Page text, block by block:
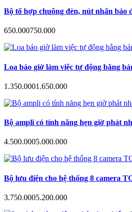
Bộ tổ hợp chuông đèn, nút nhấn báo
650.000750.000
Loa báo giờ làm việc tự động bằng
1.350.0001.650.000
Bộ ampli có tính năng hẹn giờ phát
4.500.0005.000.000
Bộ lưu điện cho hệ thống 8 camera
3.750.0005.200.000